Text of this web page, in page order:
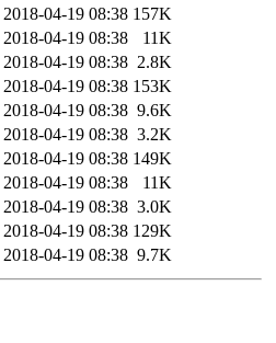
2018-04-19 08:38 157K
2018-04-19 08:38
11K
2018-04-19 08:38 2.8K
2018-04-19 08:38 153K
2018-04-19 08:38 9.6K
2018-04-19 08:38 3.2K
2018-04-19 08:38 149K
2018-04-19 08:38
11K
2018-04-19 08:38 3.0K
2018-04-19 08:38 129K
2018-04-19 08:38 9.7K